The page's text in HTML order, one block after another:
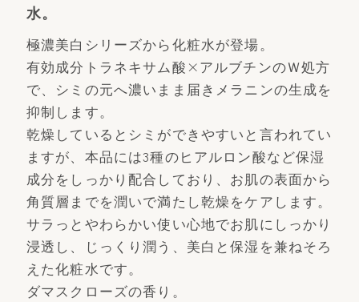
水。
極濃美白シリーズから化粧水が登場。
有効成分トラネキサム酸×アルブチンのＷ処方
で、シミの元へ濃いまま届きメラニンの生成を
抑制します。
乾燥しているとシミができやすいと言われてい
ますが、本品には3種のヒアルロン酸など保湿
成分をしっかり配合しており、お肌の表面から
角質層までを潤いで満たし乾燥をケアします。
サラっとやわらかい使い心地でお肌にしっかり
浸透し、じっくり潤う、美白と保湿を兼ねそろ
えた化粧水です。
ダマスクローズの香り。